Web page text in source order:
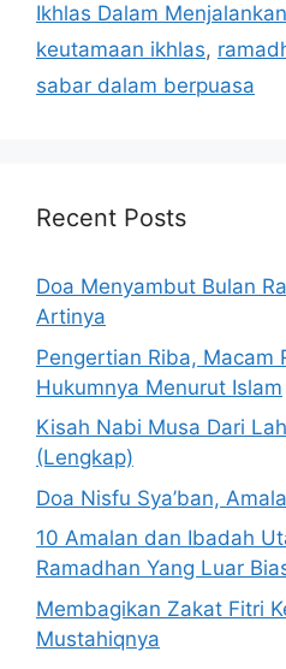
Ikhlas Dalam
keutamaan ikhlas,
sabar dalam berpuasa
Recent Posts
Doa Menyambut Bulan
Artinya
Pengertian Riba, Macam
Hukumnya Menurut Islam
Kisah Nabi Musa Dari
(Lengkap)
Doa Nisfu Sya’ban,
10 Amalan dan Ibadah
Ramadhan Yang Luar
Membagikan Zakat Fitri
Mustahiqnya